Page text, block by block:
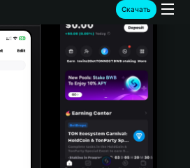
Скачать